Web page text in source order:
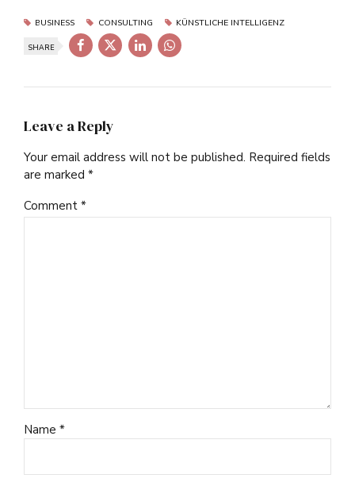
BUSINESS CONSULTING KÜNSTLICHE INTELLIGENZ
SHARE
Leave a Reply
Your email address will not be published. Required fields
are marked *
Comment *
Name *